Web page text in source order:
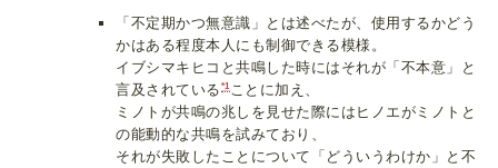
「不定期かつ無意識」とは述べたが、使用するかどう
かはある程度本人にも制御できる模様。
イブシマキヒコと共鳴した時にはそれが「不本意」と
言及されている *1ことに加え、
ミノトが共鳴の兆しを見せた際にはヒノエがミノトと
の能動的な共鳴を試みており、
それが失敗したことについて「どういうわけか」と不